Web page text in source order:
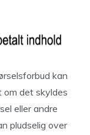
kan
om det skyldes
eller andre
pludselig over